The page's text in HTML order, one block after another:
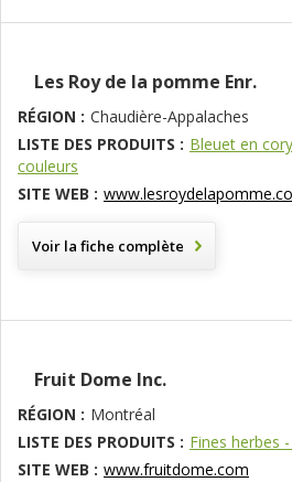
Les Roy de la pomme Enr.
RÉGION : Chaudière-Appalaches
LISTE DES PRODUITS : Bleuet en
couleurs
SITE WEB :
Voir la fiche complète
Fruit Dome Inc.
RÉGION : Montréal
LISTE DES PRODUITS : Fines herbes
SITE WEB : www.fruitdome.com